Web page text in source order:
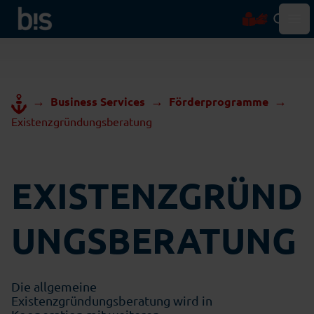
→ Business Services → Förderprogramme →
Existenzgründungsberatung
EXISTENZGRÜND
UNGSBERATUNG
Die allgemeine
Existenzgründungsberatung wird in